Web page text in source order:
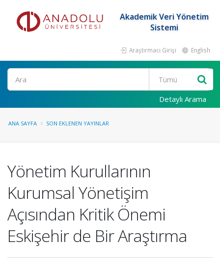
Akademik Veri Yönetim
Sistemi
Araştırmacı Girişi English
Ara
Detaylı Arama
ANA SAYFA SON EKLENEN YAYINLAR
Yönetim Kurullarının
Kurumsal Yönetişim
Açısından Kritik Önemi
Eskişehir de Bir Araştırma